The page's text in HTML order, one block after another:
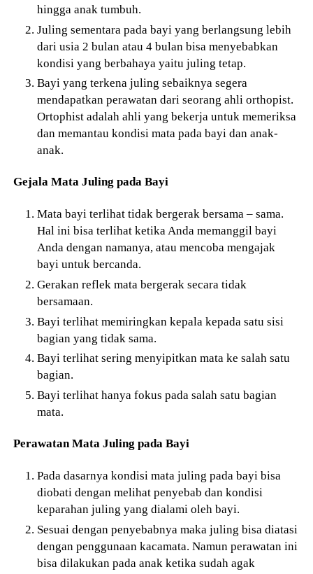
hingga anak tumbuh.
Juling sementara pada bayi yang berlangsung lebih
dari usia 2 bulan atau 4 bulan bisa menyebabkan
kondisi yang berbahaya yaitu juling tetap.
Bayi yang terkena juling sebaiknya segera
mendapatkan perawatan dari seorang ahli orthopist.
Ortophist adalah ahli yang bekerja untuk memeriksa
dan memantau kondisi mata pada bayi dan anak-
anak.
Gejala Mata Juling pada Bayi
Mata bayi terlihat tidak bergerak bersama – sama.
Hal ini bisa terlihat ketika Anda memanggil bayi
Anda dengan namanya, atau mencoba mengajak
bayi untuk bercanda.
Gerakan reflek mata bergerak secara tidak
bersamaan.
Bayi terlihat memiringkan kepala kepada satu sisi
bagian yang tidak sama.
Bayi terlihat sering menyipitkan mata ke salah satu
bagian.
Bayi terlihat hanya fokus pada salah satu bagian
mata.
Perawatan Mata Juling pada Bayi
Pada dasarnya kondisi mata juling pada bayi bisa
diobati dengan melihat penyebab dan kondisi
keparahan juling yang dialami oleh bayi.
Sesuai dengan penyebabnya maka juling bisa diatasi
dengan penggunaan kacamata. Namun perawatan ini
bisa dilakukan pada anak ketika sudah agak